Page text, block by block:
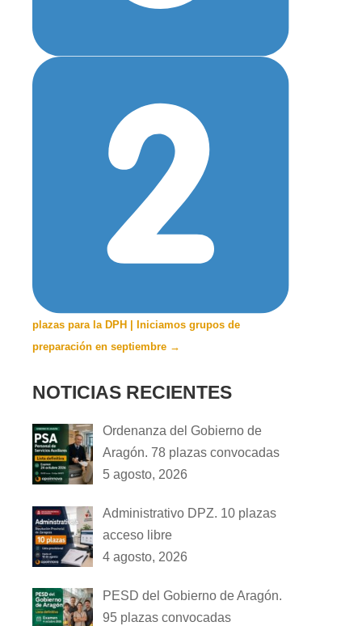
plazas para la DPH | Iniciamos grupos de
preparación en septiembre→
NOTICIAS RECIENTES
Ordenanza del Gobierno de
Aragón. 78 plazas convocadas
5 agosto, 2026
Administrativo DPZ. 10 plazas
acceso libre
4 agosto, 2026
PESD del Gobierno de Aragón.
95 plazas convocadas